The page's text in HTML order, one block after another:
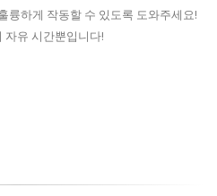
륭하게 작동할 수 있도록 도와주세요!
자유 시간뿐입니다!